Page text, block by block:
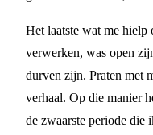
Het laatste wat me hielp
verwerken, was open
durven zijn. Praten met
verhaal. Op die manier
de zwaarste periode die